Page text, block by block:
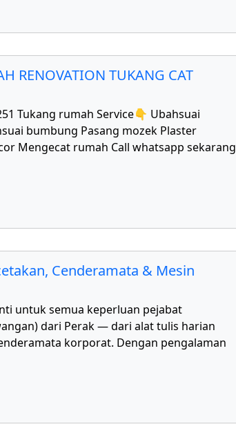
RENOVATION TUKANG CAT
Tukang rumah Service👇 Ubahsuai
bumbung Pasang mozek Plaster
Mengecat rumah Call whatsapp sekarang
Cenderamata & Mesin
untuk semua keperluan pejabat
dari Perak — dari alat tulis harian
korporat. Dengan pengalaman